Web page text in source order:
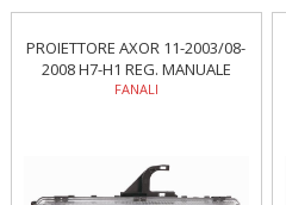
PROIETTORE AXOR 11-2003/08-
2008 H7-H1 REG. MANUALE
FANALI